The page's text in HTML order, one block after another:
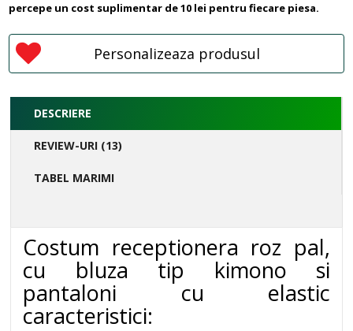
percepe un cost suplimentar de 10 lei pentru fiecare piesa.
Personalizeaza produsul
DESCRIERE
REVIEW-URI (13)
TABEL MARIMI
Costum receptionera roz pal,
cu bluza tip kimono si
pantaloni cu elastic
caracteristici: